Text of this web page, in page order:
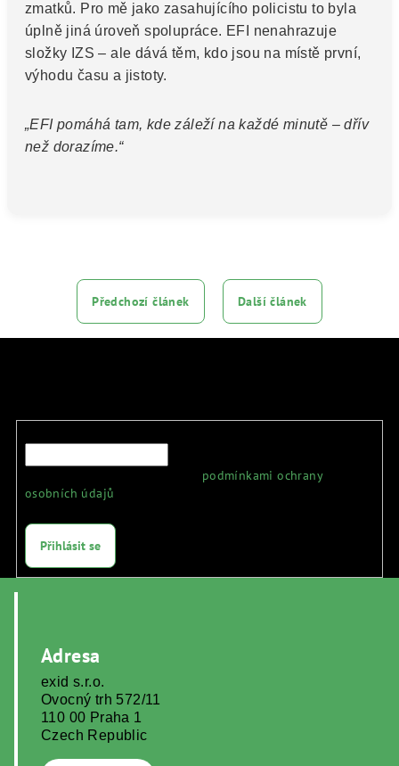
zmatků. Pro mě jako zasahujícího policistu to byla
úplně jiná úroveň spolupráce. EFI nenahrazuje
složky IZS – ale dává těm, kdo jsou na místě první,
výhodu času a jistoty.
„EFI pomáhá tam, kde záleží na každé minutě – dřív
než dorazíme.“
Předchozí článek Další článek
podmínkami ochrany
osobních údajů
Přihlásit se
Adresa
exid s.r.o.
Ovocný trh 572/11
110 00 Praha 1
Czech Republic